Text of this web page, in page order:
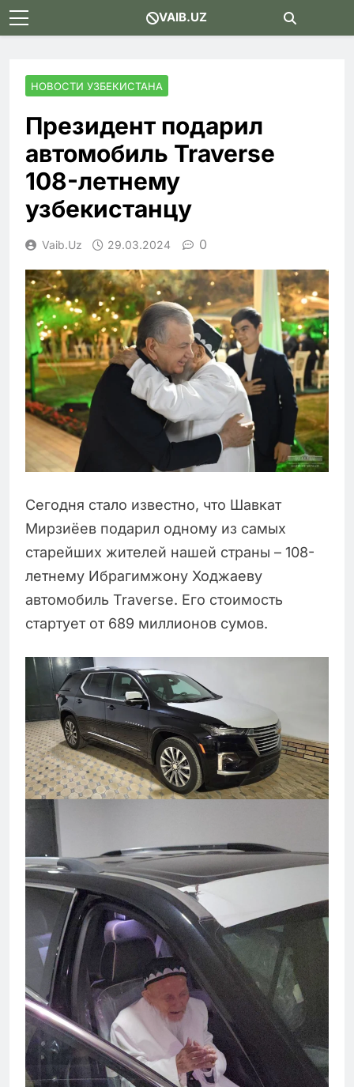
Skip
to
VAIB.UZ
НОВОСТИ УЗБЕКИСТАНА
Президент подарил
автомобиль Traverse
108-летнему
узбекистанцу
Vaib.uz 29.03.2024 0
Сегодня стало известно, что Шавкат
Мирзиёев подарил одному из самых
старейших жителей нашей страны – 108-
летнему Ибрагимжону Ходжаеву
автомобиль Traverse. Его стоимость
стартует от 689 миллионов сумов.